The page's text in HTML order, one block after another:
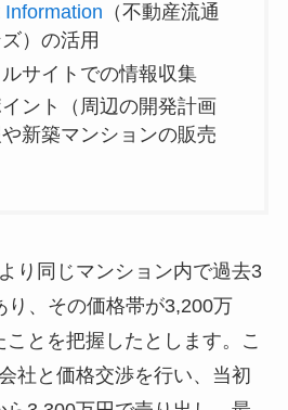
（不動産流通
）の活用
サイトでの情報収集
ント（周辺の開発計画
新築マンションの販売
り同じマンション内で過去3
り、その価格帯が3,200万
ことを把握したとします。こ
社と価格交渉を行い、当初